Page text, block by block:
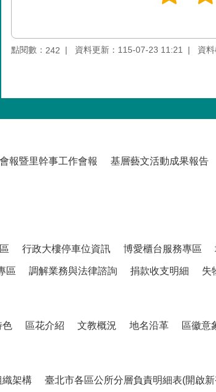
點閱數： 242 資料更新：115-07-23 11:21 資
報暨里幹事工作會報 基層藝文活動成果報告
行政大樓停車位資訊 博愛櫃台服務專區
區 調解業務與法律諮詢 捐款收支明細 失
色 區花介紹 文教概況 地名沿革 區徽意
織架構 臺北市各區公所分層負責明細表(開啟